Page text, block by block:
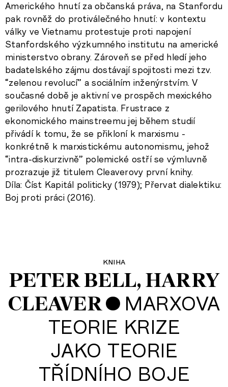
Amerického hnutí za občanská práva, na Stanfordu
pak rovněž do protiválečného hnutí: v kontextu
války ve Vietnamu protestuje proti napojení
Stanfordského výzkumného institutu na americké
ministerstvo obrany. Zároveň se před hledí jeho
badatelského zájmu dostávají spojitosti mezi tzv.
“zelenou revolucí” a sociálním inženýrstvím. V
současné době je aktivní ve prospěch mexického
gerilového hnutí Zapatista. Frustrace z
ekonomického mainstreemu jej během studií
přivádí k tomu, že se přikloní k marxismu -
konkrétně k marxistickému autonomismu, jehož
“intra-diskurzivně” polemické ostří se výmluvně
prozrazuje již titulem Cleaverovy první knihy.
Díla: Číst Kapitál politicky (1979); Přervat dialektiku:
Boj proti práci (2016).
kniha
PETER BELL HARRY
CLEAVER • MARXOVA
TEORIE KRIZE
JAKO TEORIE
TŘÍDNÍHO BOJE